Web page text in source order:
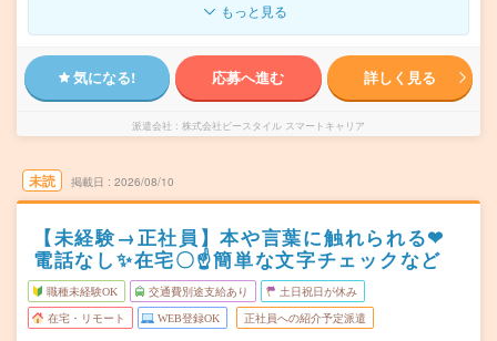
もっと見る
気になる! 応募へ進む 詳しく見る
派遣会社 株式会社ビースタイル スマートキャリア
未読 掲載日 2026/08/10
【未経験→正社員】本や言葉に触れられる❤
電話なし✨在宅〇☝簡単な文字チェックなど
職種未経験OK 交通費別途支給あり 土日祝日が休み
在宅・リモート WEB登録OK 正社員への紹介予定派遣